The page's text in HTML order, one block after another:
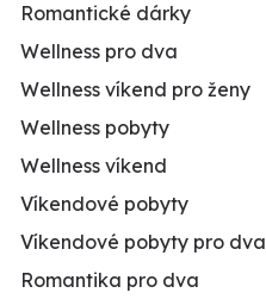
Romantické dárky
Wellness pro dva
Wellness víkend pro ženy
Wellness pobyty
Wellness víkend
Víkendové pobyty
Víkendové pobyty pro dva
Romantika pro dva